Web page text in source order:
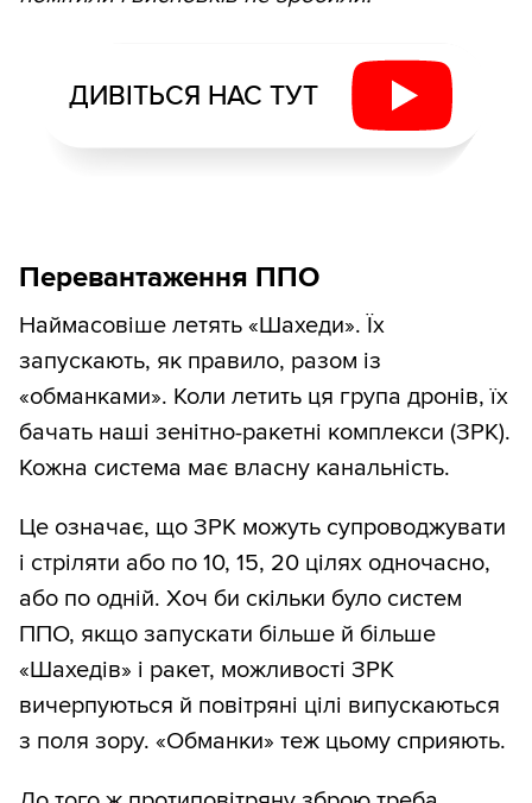
ДИВІТЬСЯ НАС ТУТ
Перевантаження ППО
Наймасовіше летять «Шахеди». Їх
запускають, як правило, разом із
«обманками». Коли летить ця група дронів, їх
бачать наші зенітно-ракетні комплекси (ЗРК).
Кожна система має власну канальність.
Це означає, що ЗРК можуть супроводжувати
і стріляти або по 10, 15, 20 цілях одночасно,
або по одній. Хоч би скільки було систем
ППО, якщо запускати більше й більше
«Шахедів» і ракет, можливості ЗРК
вичерпуються й повітряні цілі випускаються
з поля зору. «Обманки» теж цьому сприяють.